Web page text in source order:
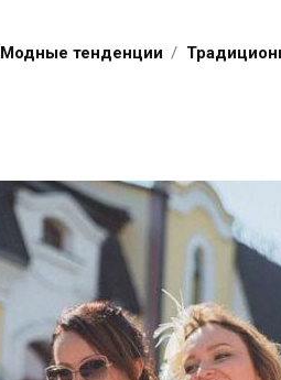
Модные тенденции